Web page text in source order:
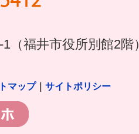
（福井市役所別館2階
マップ｜ サイトポリシー